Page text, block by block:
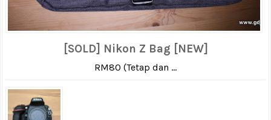
[SOLD] Nikon Z Bag [NEW]
RM80 (Tetap dan ...